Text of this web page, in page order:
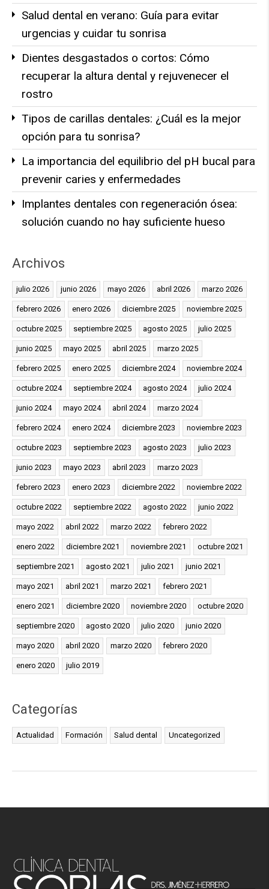
Salud dental en verano: Guía para evitar
urgencias y cuidar tu sonrisa
Dientes desgastados o cortos: Cómo
recuperar la altura dental y rejuvenecer el
rostro
Tipos de carillas dentales: ¿Cuál es la mejor
opción para tu sonrisa?
La importancia del equilibrio del pH bucal para
prevenir caries y enfermedades
Implantes dentales con regeneración ósea:
solución cuando no hay suficiente hueso
Archivos
julio 2026 junio 2026 mayo 2026 abril 2026 marzo 2026
febrero 2026 enero 2026 diciembre 2025 noviembre 2025
octubre 2025 septiembre 2025 agosto 2025 julio 2025
junio 2025 mayo 2025 abril 2025 marzo 2025
febrero 2025 enero 2025 diciembre 2024 noviembre 2024
octubre 2024 septiembre 2024 agosto 2024 julio 2024
junio 2024 mayo 2024 abril 2024 marzo 2024
febrero 2024 enero 2024 diciembre 2023 noviembre 2023
octubre 2023 septiembre 2023 agosto 2023 julio 2023
junio 2023 mayo 2023 abril 2023 marzo 2023
febrero 2023 enero 2023 diciembre 2022 noviembre 2022
octubre 2022 septiembre 2022 agosto 2022 junio 2022
mayo 2022 abril 2022 marzo 2022 febrero 2022
enero 2022 diciembre 2021 noviembre 2021 octubre 2021
septiembre 2021 agosto 2021 julio 2021 junio 2021
mayo 2021 abril 2021 marzo 2021 febrero 2021
enero 2021 diciembre 2020 noviembre 2020 octubre 2020
septiembre 2020 agosto 2020 julio 2020 junio 2020
mayo 2020 abril 2020 marzo 2020 febrero 2020
enero 2020 julio 2019
Categorías
Actualidad Formación Salud dental Uncategorized